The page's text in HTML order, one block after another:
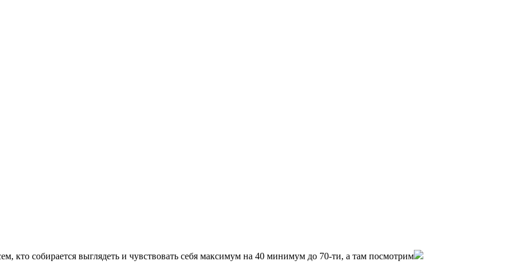
кто собирается выглядеть и чувствовать себя максимум на 40 минимум до 70-ти, а там посмотрим